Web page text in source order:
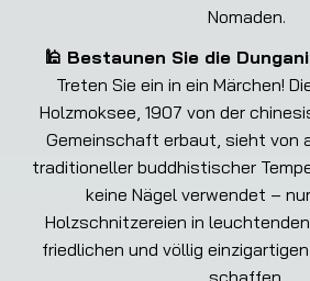
Nomaden.
🕌 Bestaunen Sie die
Treten Sie ein in ein Märchen!
Holzmoksee, 1907 von der
Gemeinschaft erbaut, sieht von
traditioneller buddhistischer
keine Nägel verwendet –
Holzschnitzereien in
friedlichen und völlig
schaffen.